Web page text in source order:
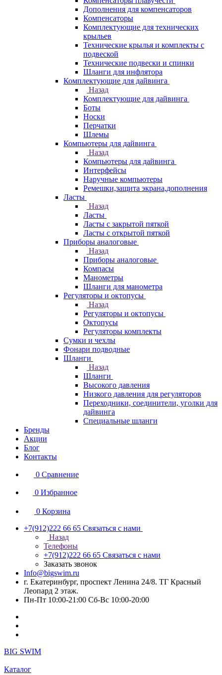
Дополнения для компенсаторов
Компенсаторы
Комплектующие для технических
крыльев
Технические крылья и комплекты с
подвеской
Технические подвески и спинки
Шланги для инфлятора
Комплектующие для дайвинга
Назад
Комплектующие для дайвинга
Боты
Носки
Перчатки
Шлемы
Компьютеры для дайвинга
Назад
Компьютеры для дайвинга
Интерфейсы
Наручные компьютеры
Ремешки,защита экрана,дополнения
Ласты
Назад
Ласты
Ласты с закрытой пяткой
Ласты с открытой пяткой
Приборы аналоговые
Назад
Приборы аналоговые
Компасы
Манометры
Шланги для манометра
Регуляторы и октопусы
Назад
Регуляторы и октопусы
Октопусы
Регуляторы комплекты
Сумки и чехлы
Фонари подводные
Шланги
Назад
Шланги
Высокого давления
Низкого давления для регуляторов
Переходники, соединители, уголки для
дайвинга
Специальные шланги
Бренды
Акции
Блог
Контакты
0 Сравнение
0 Избранное
0 Корзина
+7(912)222 66 65 Связаться с нами
Назад
Телефоны
+7(912)222 66 65 Связаться с нами
Заказать звонок
Info@bigswim.ru
г. Екатеринбург, проспект Ленина 24/8. ТГ Красный
Леопард 2 этаж.
Пн-Пт 10:00-21:00 Сб-Вс 10:00-20:00
BIG SWIM
Каталог